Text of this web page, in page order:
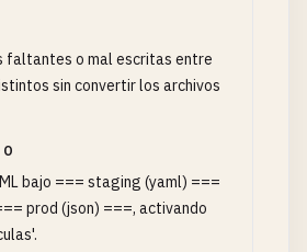
faltantes o mal escritas entre
sin convertir los archivos
bajo === staging (yaml) ===
prod (json) ===, activando